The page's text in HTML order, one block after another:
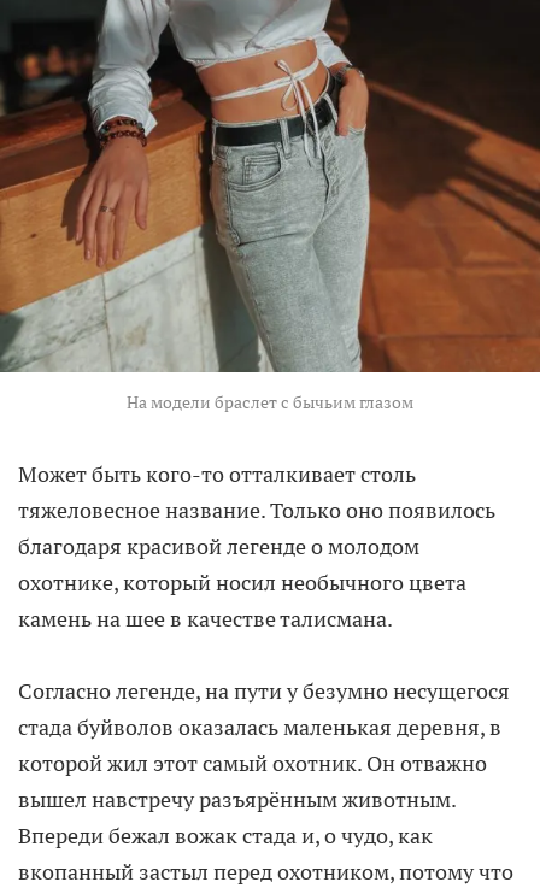
На модели браслет с бычьим глазом
Может быть кого-то отталкивает столь
тяжеловесное название. Только оно появилось
благодаря красивой легенде о молодом
охотнике, который носил необычного цвета
камень на шее в качестве талисмана.
Согласно легенде, на пути у безумно несущегося
стада буйволов оказалась маленькая деревня, в
которой жил этот самый охотник. Он отважно
вышел навстречу разъярённым животным.
Впереди бежал вожак стада и, о чудо, как
вкопанный застыл перед охотником, потому что